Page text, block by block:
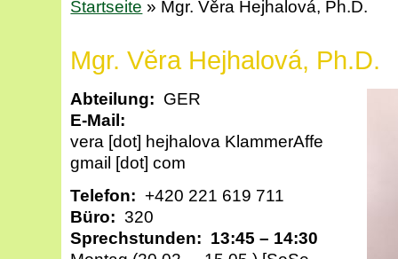
Startseite » Mgr. Věra Hejhalová, Ph.D.
Mgr. Věra Hejhalová, Ph.D.
Abteilung: GER
E-Mail:
vera [dot] hejhalova KlammerAffe
gmail [dot] com
Telefon: +420 221 619 711
Büro: 320
Sprechstunden: 13:45 – 14:30